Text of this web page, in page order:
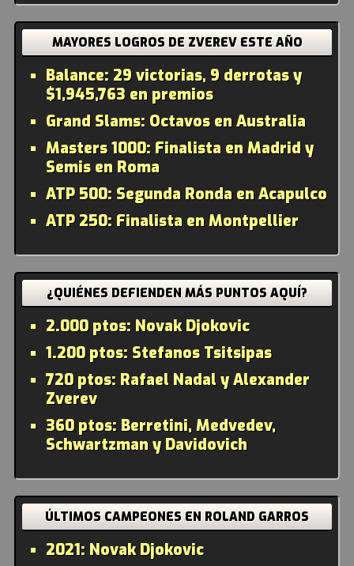
MAYORES LOGROS DE ZVEREV ESTE AÑO
Balance: 29 victorias, 9 derrotas y
$1,945,763 en premios
Grand Slams:Octavos en Australia
Masters 1000:Finalista en Madrid y
Semis en Roma
ATP 500:Segunda Ronda en Acapulco
ATP 250:Finalista en Montpellier
¿QUIÉNES DEFIENDEN MÁS PUNTOS AQUÍ?
2.000 ptos:Novak Djokovic
1.200 ptos:Stefanos Tsitsipas
720 ptos:Rafael Nadal y Alexander
Zverev
360 ptos:Berretini, Medvedev,
Schwartzman y Davidovich
ÚLTIMOS CAMPEONES EN ROLAND GARROS
2021:Novak Djokovic